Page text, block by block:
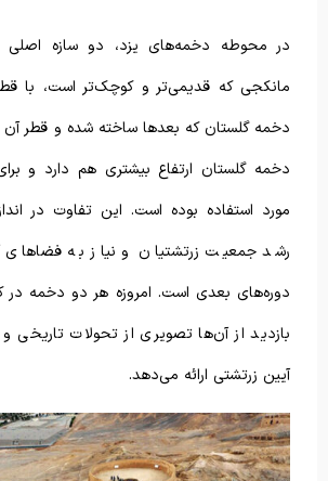
در محوطه دخمه‌های یزد، دو سازه اصلی
دخمه گلستان ارتفاع بیشتری هم دارد و
مورد استفاده بوده است. این تفاوت در
رشد جمعیت زرتشتیان و نیاز به فضاهای
دوره‌های بعدی است. امروزه هر دو دخمه در
بازدید از آن‌ها تصویری از تحولات تاریخی
آیین زرتشتی ارائه می‌دهد.